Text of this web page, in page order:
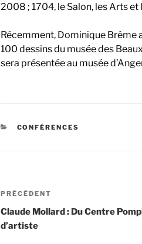
2008 ; 1704, le Salon, les Arts et
Récemment, Dominique Brême
100 dessins du musée des
sera présentée au musée
CATÉGORIES
CONFÉRENCES
Navigation
de
l’article
Article
précédent
PRÉCÉDENT
Claude Mollard : Du Centre
d’artiste